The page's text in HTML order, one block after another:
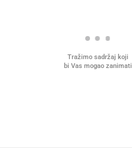
Tražimo sadržaj koji
bi Vas mogao zanimati